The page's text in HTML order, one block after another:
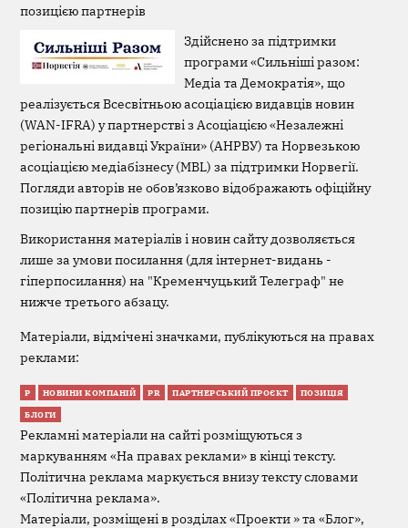
позицією партнерів
Здійснено за підтримки
програми «Сильніші разом:
Медіа та Демократія», що
реалізується Всесвітньою асоціацією видавців новин
(WAN-IFRA) у партнерстві з Асоціацією «Незалежні
регіональні видавці України» (АНРВУ) та Норвезькою
асоціацією медіабізнесу (MBL) за підтримки Норвегії.
Погляди авторів не обов’язково відображають офіційну
позицію партнерів програми.
Використання матеріалів і новин сайту дозволяється
лише за умови посилання (для інтернет-видань -
гіперпосилання) на "Кременчуцький Телеграф" не
нижче третього абзацу.
Матеріали, відмічені значками, публікуються на правах
реклами:
Р НОВИНИ КОМПАНІЙ PR ПАРТНЕРСЬКИЙ ПРОЄКТ ПОЗИЦІЯ
БЛОГИ
Рекламні матеріали на сайті розміщуються з
маркуванням «На правах реклами» в кінці тексту.
Політична реклама маркується внизу тексту словами
«Політична реклама».
Матеріали, розміщені в розділах «Проекти » та «Блог»,